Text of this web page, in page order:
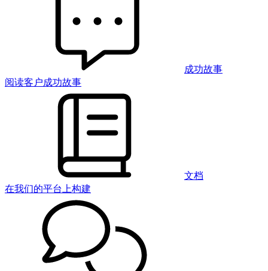
成功故事
阅读客户成功故事
文档
在我们的平台上构建